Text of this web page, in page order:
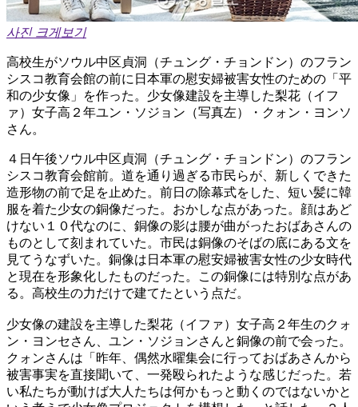
사진 크게보기
高校生がソウル中区貞洞（チュング・チョンドン）のフラン
シスコ教育会館の前に日本軍の慰安婦被害女性のための「平
和の少女像」を作った。少女像建設を主導した梨花（イフ
ァ）女子高２年ユン・ソジョン（写真左）・クォン・ヨンソ
さん。
４日午後ソウル中区貞洞（チュング・チョンドン）のフラン
シスコ教育会館前。道を通り過ぎる市民らが、新しくできた
造形物の前で足を止めた。前日の除幕式をした、短い髪に韓
服を着た少女の銅像だった。おかしな点があった。顔はあど
けない１０代なのに、銅像の影は腰が曲がったおばあさんの
ものとして刻まれていた。市民は銅像のそばの底にある文を
見てうなずいた。銅像は日本軍の慰安婦被害女性の少女時代
と現在を形象化したものだった。この銅像には特別な点があ
る。高校生の力だけで建てたという点だ。
少女像の建設を主導した梨花（イファ）女子高２年生のクォ
ン・ヨンセさん、ユン・ソジョンさんと銅像の前で会った。
クォンさんは「昨年、偶然水曜集会に行っておばあさんから
被害事実を直接聞いて、一発殴られたような感じだった。若
い私たちが動けば大人たちは何かもっと動くのではないかと